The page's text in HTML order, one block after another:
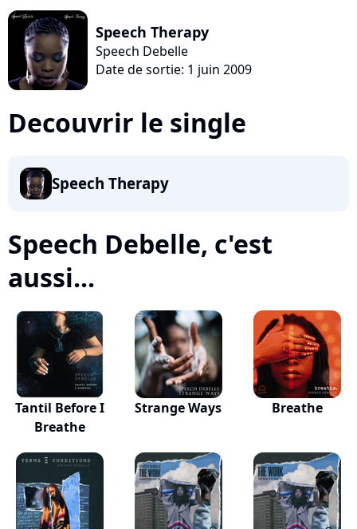
Speech Therapy
Speech Debelle
Date de sortie: 1 juin 2009
Decouvrir le single
Speech Therapy
Speech Debelle, c'est
aussi...
Tantil Before I
Breathe
Strange Ways Breathe